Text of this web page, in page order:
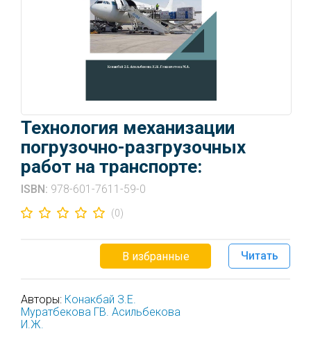
Технология механизации
погрузочно-разгрузочных
работ на транспорте:
ISBN: 978-601-7611-59-0
(0)
В избранные Читать
Авторы: Конакбай З.Е.
Муратбекова ГВ. Асильбекова
И.Ж.